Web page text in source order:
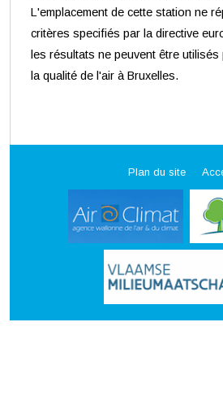
L'emplacement de cette station ne
critères specifiés par la directive
les résultats ne peuvent être
la qualité de l'air à Bruxelles.
Plan du site